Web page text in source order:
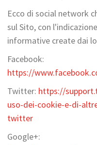
Ecco di social network
sul Sito, con
informative create dai
Facebook:
https://
Twitter: https://
uso-dei-cookie-e-di-
twitter
Google+: